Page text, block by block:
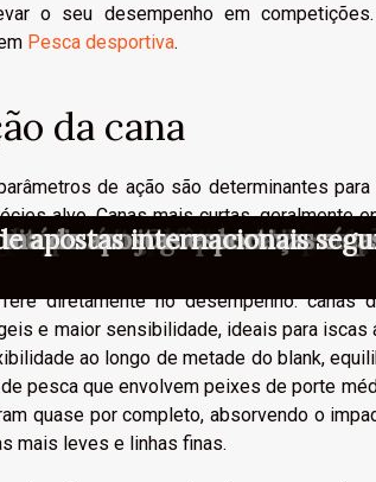
o seu desempenho em
Pesca desportiva.
da cana
de ação são determinantes
alvo. Canas mais curtas, geralmente
embarcações pequenas, enquanto
diretamente no desempenho: canas
e maior sensibilidade, ideais para
ao longo de metade do blank,
pesca que envolvem peixes de porte
quase por completo, absorvendo o
mais leves e linhas finas.
a buscarem bônus em
nas decisões durante
vem mudando a
para dominar
está mudando
como afetam os
aproveitar bônus de
promoções nos casinos
fenómeno que cativa os
em jogos de caça-
de apostas esportivas e
apostas internacionais